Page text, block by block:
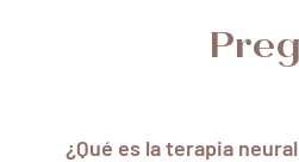
¿Qué es la terapia